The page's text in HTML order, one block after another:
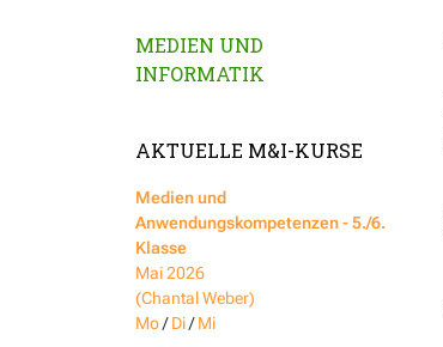
MEDIEN UND
INFORMATIK
AKTUELLE M&I-KURSE
Medien und
Anwendungskompetenzen - 5./6.
Klasse
Mai 2026
(Chantal Weber)
Mo/Di/Mi